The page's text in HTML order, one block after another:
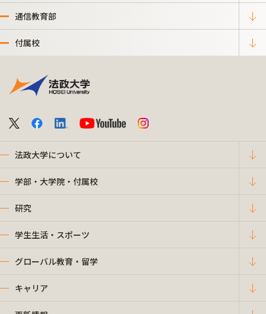
通信教育部
付属校
法政大学について
学部・大学院・付属校
研究
学生生活・スポーツ
グローバル教育・留学
キャリア